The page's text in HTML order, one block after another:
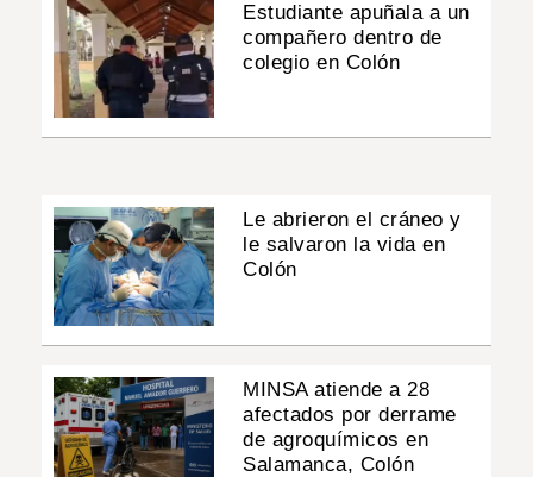
Estudiante apuñala a un
compañero dentro de
colegio en Colón
Le abrieron el cráneo y
le salvaron la vida en
Colón
MINSA atiende a 28
afectados por derrame
de agroquímicos en
Salamanca, Colón